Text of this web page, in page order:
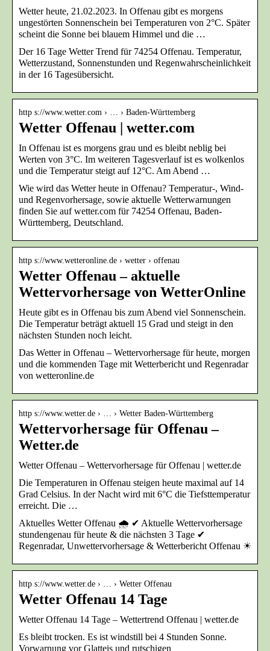
Wetter heute, 21.02.2023. In Offenau gibt es morgens
ungestörten Sonnenschein bei Temperaturen von 2°C. Später
scheint die Sonne bei blauem Himmel und die …
Der 16 Tage Wetter Trend für 74254 Offenau. Temperatur,
Wetterzustand, Sonnenstunden und Regenwahrscheinlichkeit
in der 16 Tagesübersicht.
http s://www.wetter.com › … › Baden-Württemberg
Wetter Offenau | wetter.com
In Offenau ist es morgens grau und es bleibt neblig bei
Werten von 3°C. Im weiteren Tagesverlauf ist es wolkenlos
und die Temperatur steigt auf 12°C. Am Abend …
Wie wird das Wetter heute in Offenau? Temperatur-, Wind-
und Regenvorhersage, sowie aktuelle Wetterwarnungen
finden Sie auf wetter.com für 74254 Offenau, Baden-
Württemberg, Deutschland.
http s://www.wetteronline.de › wetter › offenau
Wetter Offenau – aktuelle
Wettervorhersage von WetterOnline
Heute gibt es in Offenau bis zum Abend viel Sonnenschein.
Die Temperatur beträgt aktuell 15 Grad und steigt in den
nächsten Stunden noch leicht.
Das Wetter in Offenau – Wettervorhersage für heute, morgen
und die kommenden Tage mit Wetterbericht und Regenradar
von wetteronline.de
http s://www.wetter.de › … › Wetter Baden-Württemberg
Wettervorhersage für Offenau –
Wetter.de
Wetter Offenau – Wettervorhersage für Offenau | wetter.de
Die Temperaturen in Offenau steigen heute maximal auf 14
Grad Celsius. In der Nacht wird mit 6°C die Tiefsttemperatur
erreicht. Die …
Aktuelles Wetter Offenau 🌧️ ✔ Aktuelle Wettervorhersage
stundengenau für heute & die nächsten 3 Tage ✔
Regenradar, Unwettervorhersage & Wetterbericht Offenau ☀
http s://www.wetter.de › … › Wetter Offenau
Wetter Offenau 14 Tage
Wetter Offenau 14 Tage – Wettertrend Offenau | wetter.de
Es bleibt trocken. Es ist windstill bei 4 Stunden Sonne.
Vorwarnung vor Glatteis und rutschigen